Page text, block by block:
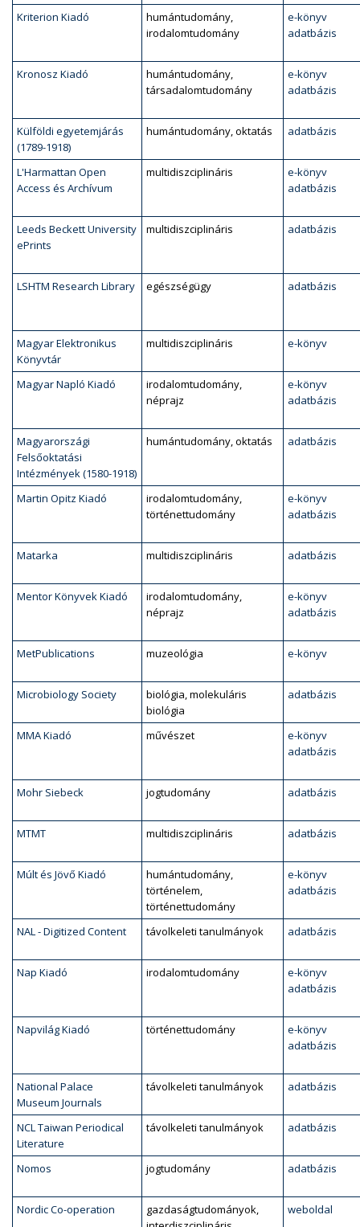
Kriterion Kiadó
humántudomány,
irodalomtudomány
e-könyv
adatbázis
Kronosz Kiadó
humántudomány,
társadalomtudomány
e-könyv
adatbázis
Külföldi egyetemjárás
(1789-1918)
humántudomány, oktatás adatbázis
L'Harmattan Open
Access és Archívum
multidiszciplináris
e-könyv
adatbázis
Leeds Beckett University
ePrints
multidiszciplináris adatbázis
LSHTM Research Library egészségügy adatbázis
Magyar Elektronikus
Könyvtár
multidiszciplináris e-könyv
Magyar Napló Kiadó
irodalomtudomány,
néprajz
e-könyv
adatbázis
Magyarországi
Felsőoktatási
Intézmények (1580-1918)
humántudomány, oktatás adatbázis
Martin Opitz Kiadó
irodalomtudomány,
történettudomány
e-könyv
adatbázis
Matarka multidiszciplináris adatbázis
Mentor Könyvek Kiadó
irodalomtudomány,
néprajz
e-könyv
adatbázis
MetPublications muzeológia e-könyv
Microbiology Society
biológia, molekuláris
biológia
adatbázis
MMA Kiadó művészet
e-könyv
adatbázis
Mohr Siebeck jogtudomány adatbázis
MTMT multidiszciplináris adatbázis
Múlt és Jövő Kiadó
humántudomány,
történelem,
történettudomány
e-könyv
adatbázis
NAL - Digitized Content távolkeleti tanulmányok adatbázis
Nap Kiadó irodalomtudomány
e-könyv
adatbázis
Napvilág Kiadó történettudomány
e-könyv
adatbázis
National Palace
Museum Journals
távolkeleti tanulmányok adatbázis
NCL Taiwan Periodical
Literature
távolkeleti tanulmányok adatbázis
Nomos jogtudomány adatbázis
Nordic Co-operation
gazdaságtudományok,
weboldal